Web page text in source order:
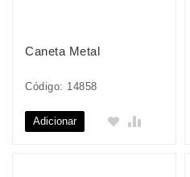
Caneta Metal
Código: 14858
Adicionar